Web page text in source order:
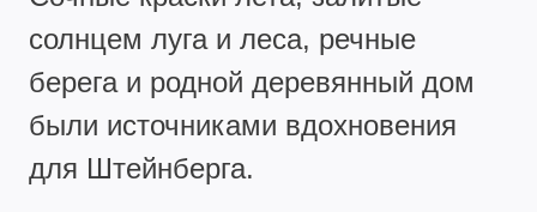
солнцем луга и леса, речные
берега и родной деревянный дом
были источниками вдохновения
для Штейнберга.